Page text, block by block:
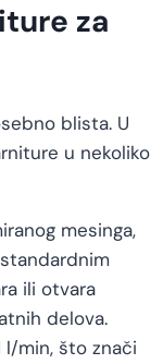
za
blista. U
u nekoliko
mesinga,
ili otvara
delova.
min, što znači